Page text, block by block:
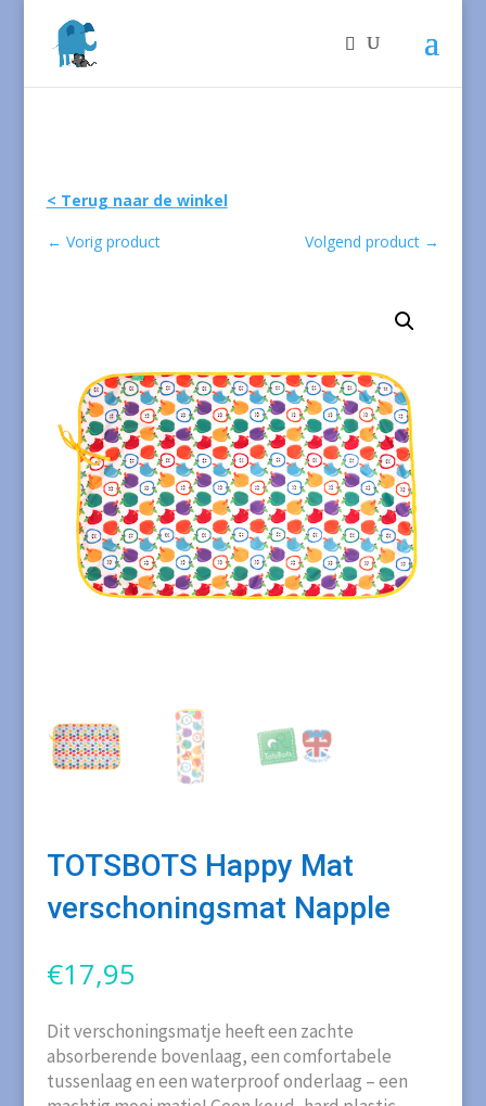
< Terug naar de winkel
← Vorig product Volgend product →
TOTSBOTS Happy Mat
verschoningsmat Napple
€17,95
Dit verschoningsmatje heeft een zachte
absorberende bovenlaag, een comfortabele
tussenlaag en een waterproof onderlaag – een